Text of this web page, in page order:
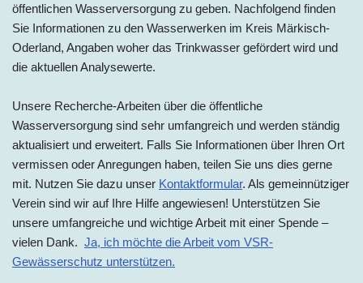
öffentlichen Wasserversorgung zu geben. Nachfolgend finden
Sie Informationen zu den Wasserwerken im Kreis Märkisch-
Oderland, Angaben woher das Trinkwasser gefördert wird und
die aktuellen Analysewerte.
Unsere Recherche-Arbeiten über die öffentliche
Wasserversorgung sind sehr umfangreich und werden ständig
aktualisiert und erweitert. Falls Sie Informationen über Ihren Ort
vermissen oder Anregungen haben, teilen Sie uns dies gerne
mit. Nutzen Sie dazu unser Kontaktformular. Als gemeinnütziger
Verein sind wir auf Ihre Hilfe angewiesen! Unterstützen Sie
unsere umfangreiche und wichtige Arbeit mit einer Spende –
vielen Dank. Ja, ich möchte die Arbeit vom VSR-
Gewässerschutz unterstützen.